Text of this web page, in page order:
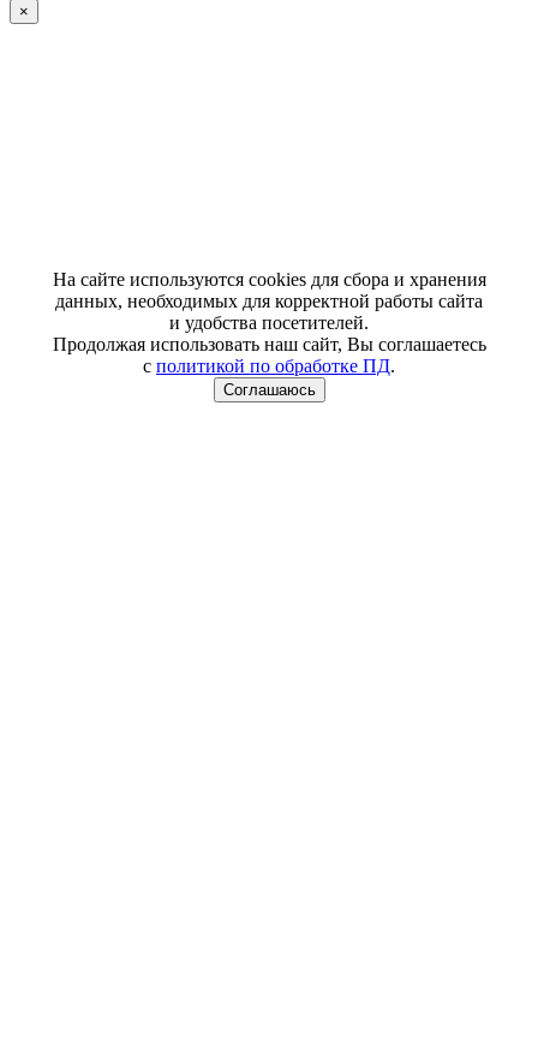
×
На сайте используются cookies для сбора и хранения
данных, необходимых для корректной работы сайта
и удобства посетителей.
Продолжая использовать наш сайт, Вы соглашаетесь
с политикой по обработке ПД.
Соглашаюсь